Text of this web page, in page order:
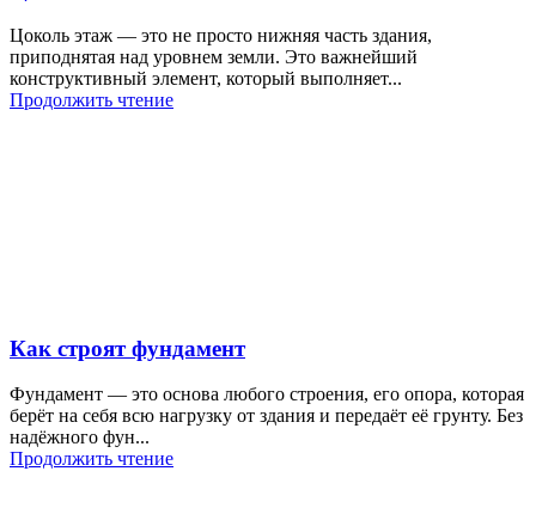
Цоколь этаж — это не просто нижняя часть здания,
приподнятая над уровнем земли. Это важнейший
конструктивный элемент, который выполняет...
Продолжить чтение
Как строят фундамент
Фундамент — это основа любого строения, его опора, которая
берёт на себя всю нагрузку от здания и передаёт её грунту. Без
надёжного фун...
Продолжить чтение